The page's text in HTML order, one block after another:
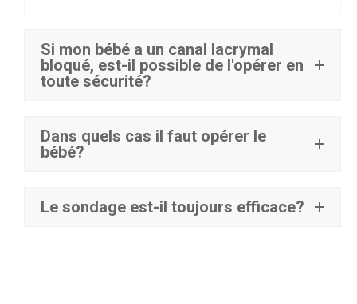
Si mon bébé a un canal lacrymal
bloqué, est-il possible de l'opérer en
toute sécurité?
Dans quels cas il faut opérer le
bébé?
Le sondage est-il toujours efficace?